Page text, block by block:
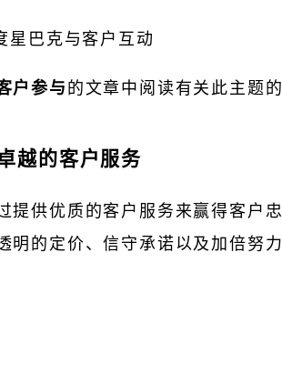
户参与 的文章中阅读有关此主题
越的客户服务
提供优质的客户服务来赢得客户
明的定价、信守承诺以及加倍努